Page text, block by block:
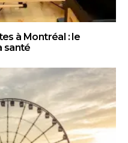
à Montréal : le
santé